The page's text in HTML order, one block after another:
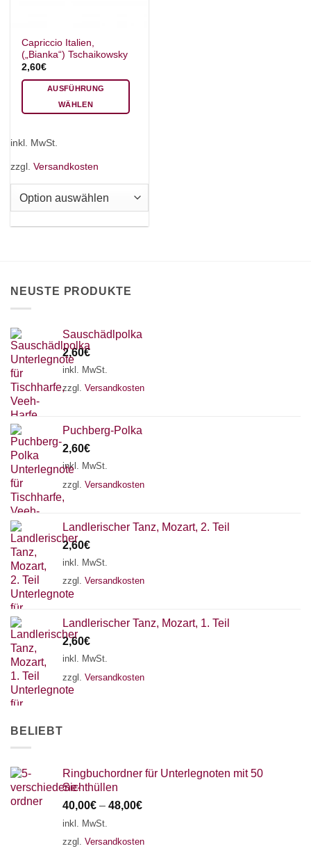
Capriccio Italien,
(„Bianka“) Tschaikowsky
2,60€
AUSFÜHRUNG
WÄHLEN
mehrere
auf.
gewählt
werden
inkl. MwSt.
zzgl. Versandkosten
NEUSTE PRODUKTE
Sauschädlpolka
2,60€
inkl. MwSt.
zzgl. Versandkosten
Puchberg-Polka
2,60€
inkl. MwSt.
zzgl. Versandkosten
Landlerischer Tanz, Mozart, 2. Teil
2,60€
inkl. MwSt.
zzgl. Versandkosten
Landlerischer Tanz, Mozart, 1. Teil
2,60€
inkl. MwSt.
zzgl. Versandkosten
BELIEBT
Ringbuchordner für Unterlegnoten mit 50
Sichthüllen
40,00€ – 48,00€
inkl. MwSt.
zzgl. Versandkosten
Chat Support
18 SAITEN